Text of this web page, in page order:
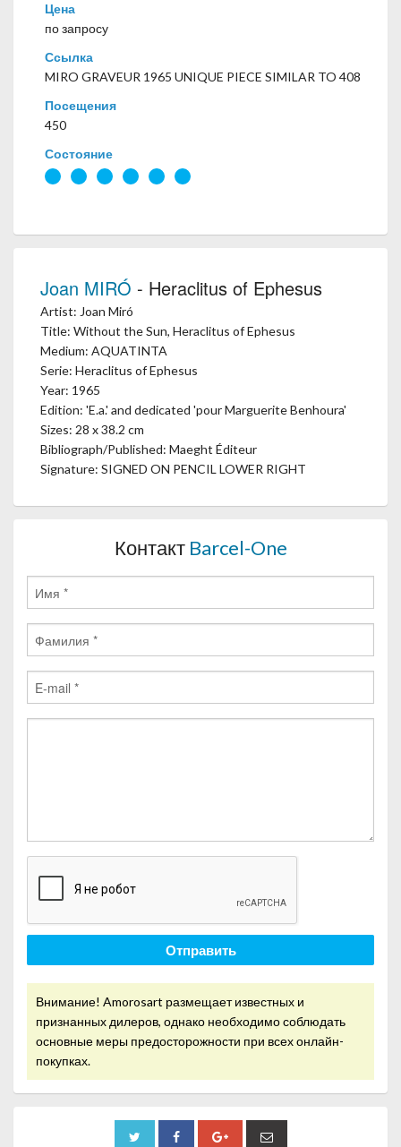
Цена
по запросу
Ссылка
MIRO GRAVEUR 1965 UNIQUE PIECE SIMILAR TO 408
Посещения
450
Состояние
Joan MIRÓ - Heraclitus of Ephesus
Artist: Joan Miró
Title: Without the Sun, Heraclitus of Ephesus
Medium: AQUATINTA
Serie: Heraclitus of Ephesus
Year: 1965
Edition: 'E.a.' and dedicated 'pour Marguerite Benhoura'
Sizes: 28 x 38.2 cm
Bibliograph/Published: Maeght Éditeur
Signature: SIGNED ON PENCIL LOWER RIGHT
Контакт Barcel-One
Отправить
Внимание! Amorosart размещает известных и
признанных дилеров, однако необходимо соблюдать
основные меры предосторожности при всех онлайн-
покупках.